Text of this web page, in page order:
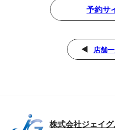
予約サ
店舗
株式会社ジェイ